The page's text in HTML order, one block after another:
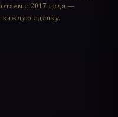
с 2017 года —
каждую сделку.